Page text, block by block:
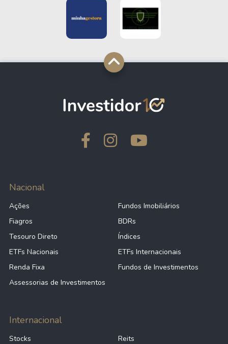
Nacional
Ações
Fundos Imobiliários
Fiagros
BDRs
Tesouro Direto
Índices
ETFs Nacionais
ETFs Internacionais
Renda Fixa
Fundos de Investimentos
Assessorias de Investimentos
Internacional
Stocks
Reits